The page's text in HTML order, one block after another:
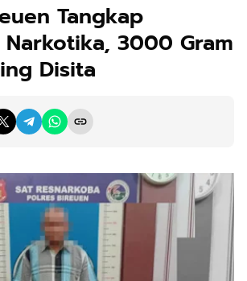
Tangkap
3000 Gram
Disita